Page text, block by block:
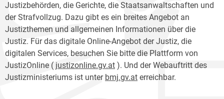
Justizbehörden, die Gerichte, die Staatsanwaltschaften und
der Strafvollzug. Dazu gibt es ein breites Angebot an
Justizthemen und allgemeinen Informationen über die
Justiz. Für das digitale Online-Angebot der Justiz, die
digitalen Services, besuchen Sie bitte die Plattform von
JustizOnline ( justizonline.gv.at ). Und der Webauftritt des
Justizministeriums ist unter bmj.gv.at erreichbar.